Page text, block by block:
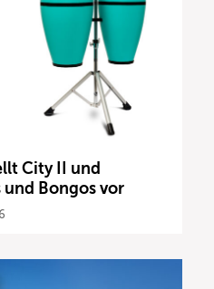
City II und
und Bongos vor